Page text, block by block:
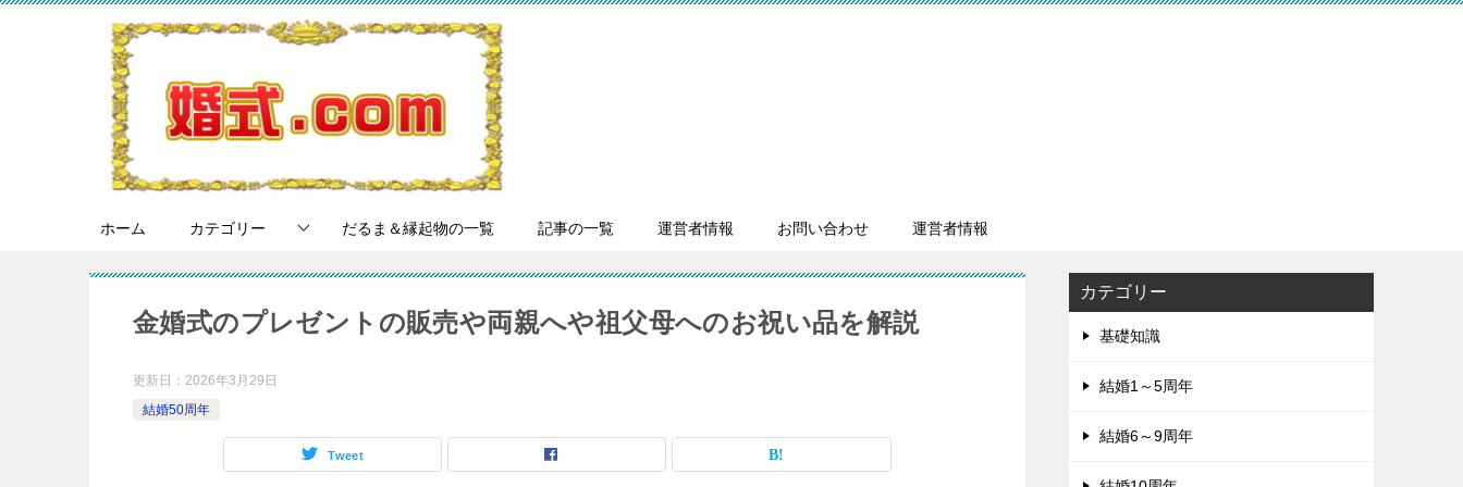
ホーム カテゴリー だるま＆縁起物の一覧 記事の一覧 運営者情報 お問い合わせ 運営者情報
金婚式のプレゼントの販売や両親へや祖父母へのお祝い品を解説
更新日： 2026年3月29日
結婚50周年
Tweet
カテゴリー
基礎知識
結婚1～5周年
結婚6～9周年